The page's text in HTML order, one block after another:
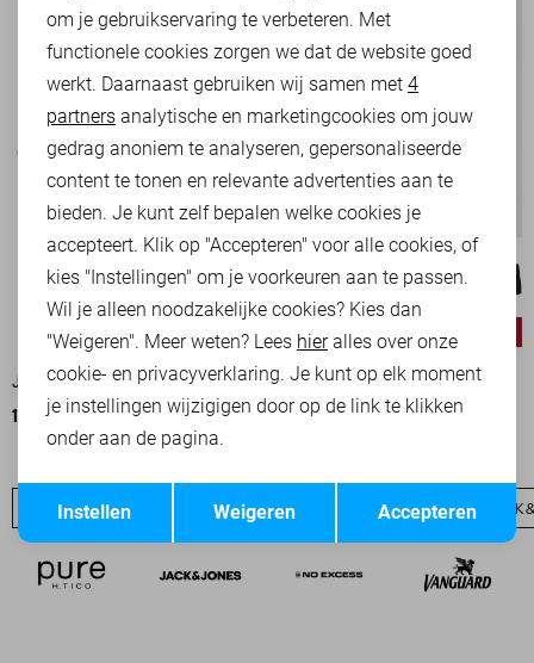
-50%
JACK & JONES POLO
15,00 29,99
MULITPACK
JACK & JONES ONDERGOED
39,95 49,99
JACK & JONES SALE JEANS JACK & JONES BASICS JACK
Personalisatie cookies
Analytische cookies
Marketing cookies
Terug Opslaan
om je gebruikservaring te verbeteren. Met
functionele cookies zorgen we dat de website goed
werkt. Daarnaast gebruiken wij samen met 4
partners analytische en marketingcookies om jouw
gedrag anoniem te analyseren, gepersonaliseerde
content te tonen en relevante advertenties aan te
bieden. Je kunt zelf bepalen welke cookies je
accepteert. Klik op "Accepteren" voor alle cookies, of
kies "Instellingen" om je voorkeuren aan te passen.
Wil je alleen noodzakelijke cookies? Kies dan
"Weigeren". Meer weten? Lees hieralles over onze
cookie- en privacyverklaring. Je kunt op elk moment
je instellingen wijzigigen door op de link te klikken
onder aan de pagina.
Accepteren
Weigeren
Instellen